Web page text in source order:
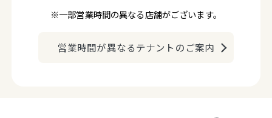
※一部営業時間の異なる店舗がございます。
営業時間が異なるテナントのご案内